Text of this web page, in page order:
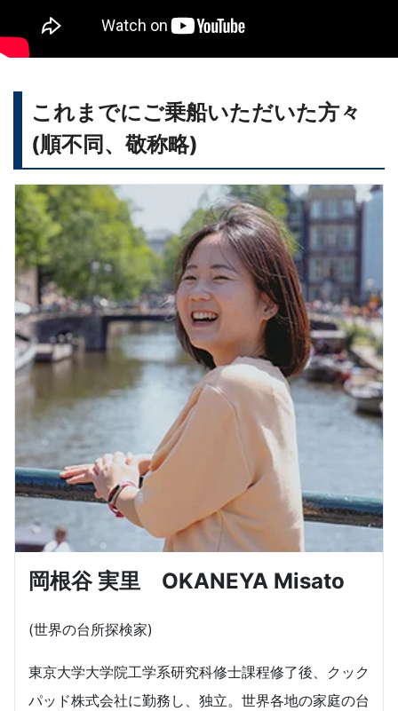
これまでにご乗船いただいた方々
(順不同、敬称略)
岡根谷 実里 OKANEYA Misato
(世界の台所探検家)
東京大学大学院工学系研究科修士課程修了後、クック
パッド株式会社に勤務し、独立。世界各地の家庭の台